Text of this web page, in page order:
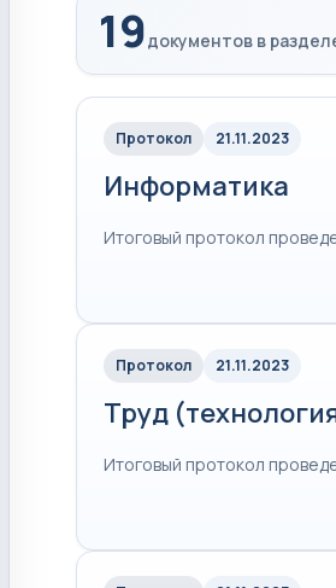
19документов в
Протокол 21.11.2023
Информатика
Итоговый протокол
Протокол 21.11.2023
Труд
Итоговый протокол